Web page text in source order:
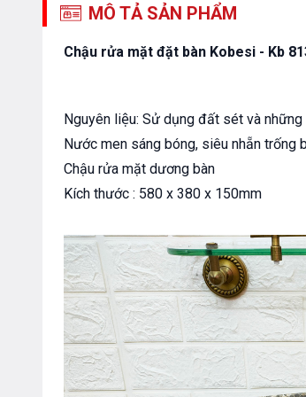
MÔ TẢ SẢN PHẨM
Chậu rửa mặt đặt bàn Kobesi - Kb
Nguyên liệu: Sử dụng đất sét và
Nước men sáng bóng, siêu nhẵn trống
Chậu rửa mặt dương bàn
Kích thước : 580 x 380 x 150mm